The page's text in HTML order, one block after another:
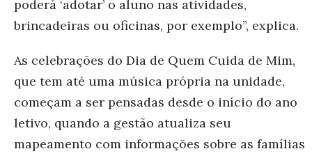
poderá ‘adotar’ o aluno nas atividades,
brincadeiras ou oficinas, por exemplo”, explica.
As celebrações do Dia de Quem Cuida de Mim,
que tem até uma música própria na unidade,
começam a ser pensadas desde o início do ano
letivo, quando a gestão atualiza seu
mapeamento com informações sobre as famílias